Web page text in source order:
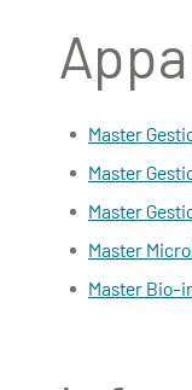
Master
Master
Master
Master
Master Bio-